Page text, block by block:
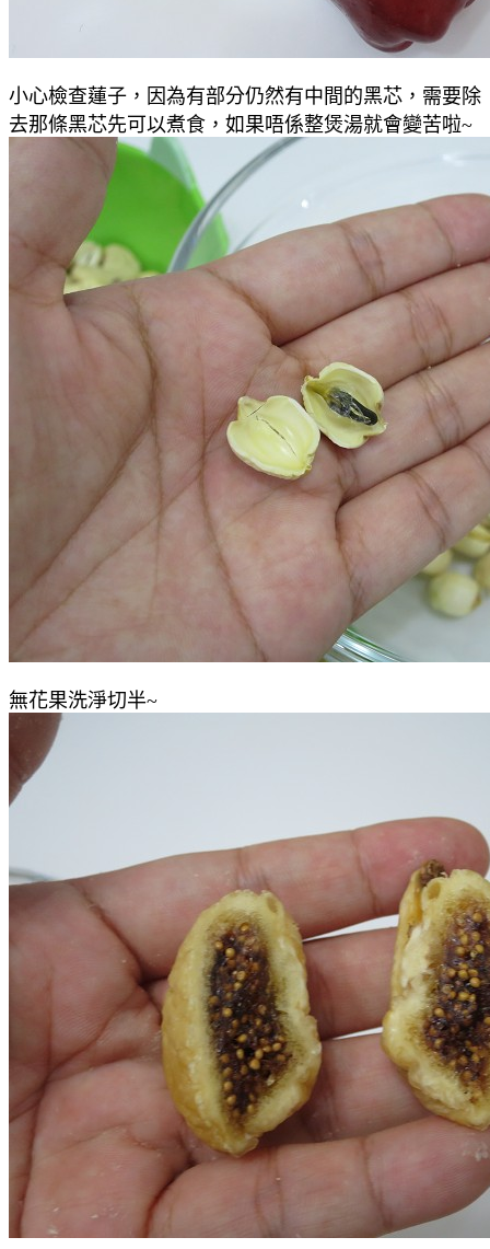
小心檢查蓮子，因為有部分仍然有中間的黑芯，需要除
去那條黑芯先可以煮食，如果唔係整煲湯就會變苦啦~
無花果洗淨切半~